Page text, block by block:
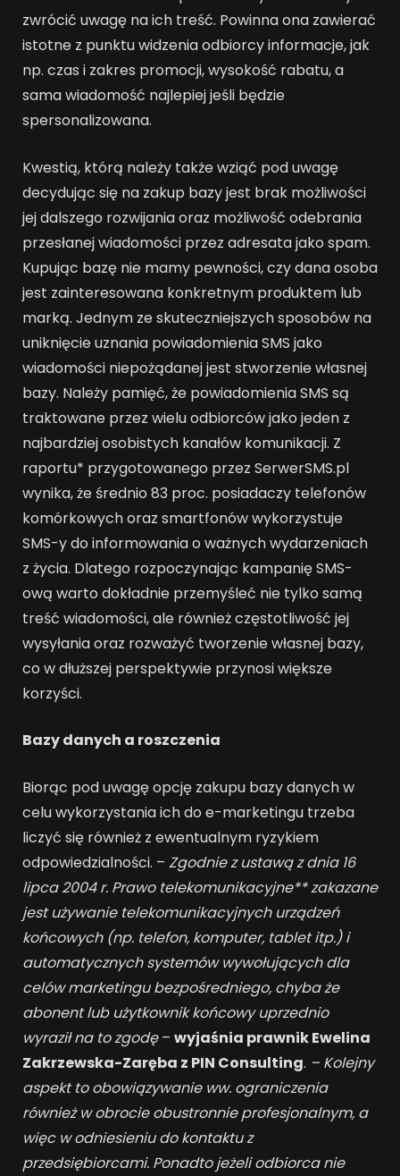
zwrócić uwagę na ich treść. Powinna ona zawierać
istotne z punktu widzenia odbiorcy informacje, jak
np. czas i zakres promocji, wysokość rabatu, a
sama wiadomość najlepiej jeśli będzie
spersonalizowana.
Kwestią, którą należy także wziąć pod uwagę
decydując się na zakup bazy jest brak możliwości
jej dalszego rozwijania oraz możliwość odebrania
przesłanej wiadomości przez adresata jako spam.
Kupując bazę nie mamy pewności, czy dana osoba
jest zainteresowana konkretnym produktem lub
marką. Jednym ze skuteczniejszych sposobów na
uniknięcie uznania powiadomienia SMS jako
wiadomości niepożądanej jest stworzenie własnej
bazy. Należy pamięć, że powiadomienia SMS są
traktowane przez wielu odbiorców jako jeden z
najbardziej osobistych kanałów komunikacji. Z
raportu* przygotowanego przez SerwerSMS.pl
wynika, że średnio 83 proc. posiadaczy telefonów
komórkowych oraz smartfonów wykorzystuje
SMS-y do informowania o ważnych wydarzeniach
z życia. Dlatego rozpoczynając kampanię SMS-
ową warto dokładnie przemyśleć nie tylko samą
treść wiadomości, ale również częstotliwość jej
wysyłania oraz rozważyć tworzenie własnej bazy,
co w dłuższej perspektywie przynosi większe
korzyści.
Bazy danych a roszczenia
Biorąc pod uwagę opcję zakupu bazy danych w
celu wykorzystania ich do e-marketingu trzeba
liczyć się również z ewentualnym ryzykiem
odpowiedzialności. – Zgodnie z ustawą z dnia 16
lipca 2004 r. Prawo telekomunikacyjne** zakazane
jest używanie telekomunikacyjnych urządzeń
końcowych (np. telefon, komputer, tablet itp.) i
automatycznych systemów wywołujących dla
celów marketingu bezpośredniego, chyba że
abonent lub użytkownik końcowy uprzednio
wyraził na to zgodę– wyjaśnia prawnik Ewelina
Zakrzewska-Zaręba z PIN Consulting. – Kolejny
aspekt to obowiązywanie ww. ograniczenia
również w obrocie obustronnie profesjonalnym, a
więc w odniesieniu do kontaktu z
przedsiębiorcami. Ponadto jeżeli odbiorca nie